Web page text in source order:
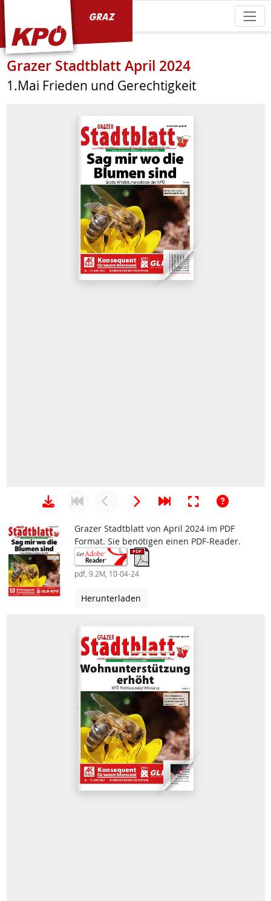
Grazer Stadtblatt April 2024
1.Mai Frieden und Gerechtigkeit
Grazer Stadtblatt von April 2024 im PDF
Format. Sie benötigen einen PDF-Reader.
pdf, 9.2M, 10-04-24
Herunterladen